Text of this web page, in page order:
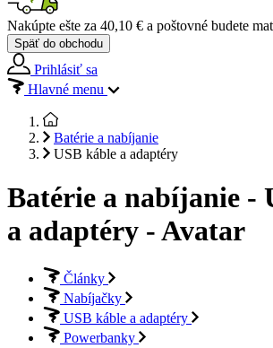
Nakúpte ešte za 40,10 € a poštovné budete
Späť do obchodu
Prihlásiť sa
Hlavné menu
Batérie a nabíjanie
USB káble a adaptéry
Batérie a nabíjanie -
a adaptéry - Avatar
Články
Nabíjačky
USB káble a adaptéry
Powerbanky